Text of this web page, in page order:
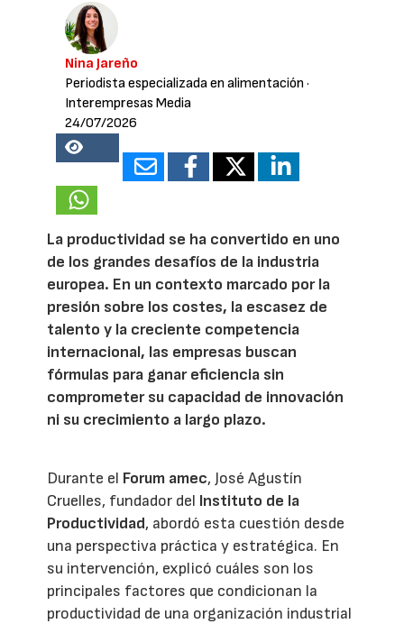
Nina Jareño
Periodista especializada en alimentación ·
Interempresas Media
24/07/2026
19680
La productividad se ha convertido en uno
de los grandes desafíos de la industria
europea. En un contexto marcado por la
presión sobre los costes, la escasez de
talento y la creciente competencia
internacional, las empresas buscan
fórmulas para ganar eficiencia sin
comprometer su capacidad de innovación
ni su crecimiento a largo plazo.
Durante el Forum amec, José Agustín
Cruelles, fundador del Instituto de la
Productividad, abordó esta cuestión desde
una perspectiva práctica y estratégica. En
su intervención, explicó cuáles son los
principales factores que condicionan la
productividad de una organización industrial